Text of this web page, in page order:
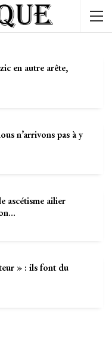
en autre arête,
n’arrivons pas à y
ascétisme ailier
» : ils font du